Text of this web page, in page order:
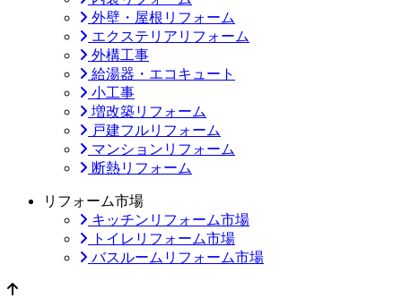
外壁・屋根リフォーム
エクステリアリフォーム
外構工事
給湯器・エコキュート
小工事
増改築リフォーム
戸建フルリフォーム
マンションリフォーム
断熱リフォーム
リフォーム市場
キッチンリフォーム市場
トイレリフォーム市場
バスルームリフォーム市場
ページのトップへ